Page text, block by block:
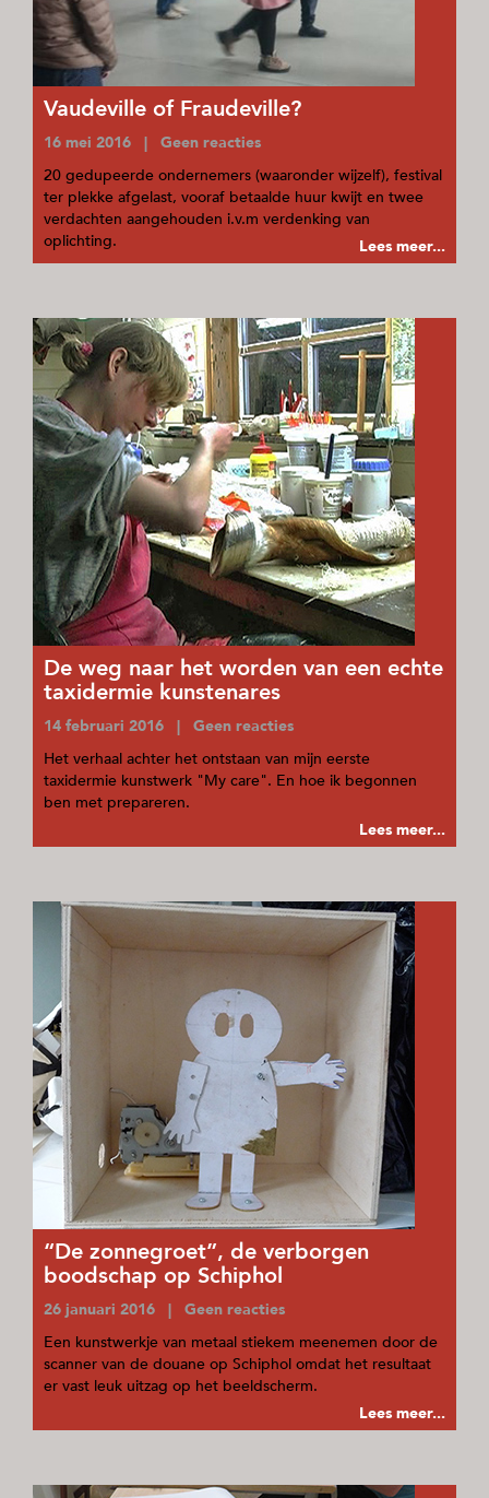
Vaudeville of Fraudeville?
16 mei 2016 | Geen reacties
20 gedupeerde ondernemers (waaronder wijzelf), festival
ter plekke afgelast, vooraf betaalde huur kwijt en twee
verdachten aangehouden i.v.m verdenking van
oplichting.
Lees meer...
De weg naar het worden van een echte
taxidermie kunstenares
14 februari 2016 | Geen reacties
Het verhaal achter het ontstaan van mijn eerste
taxidermie kunstwerk "My care". En hoe ik begonnen
ben met prepareren.
Lees meer...
“De zonnegroet”, de verborgen
boodschap op Schiphol
26 januari 2016 | Geen reacties
Een kunstwerkje van metaal stiekem meenemen door de
scanner van de douane op Schiphol omdat het resultaat
er vast leuk uitzag op het beeldscherm.
Lees meer...